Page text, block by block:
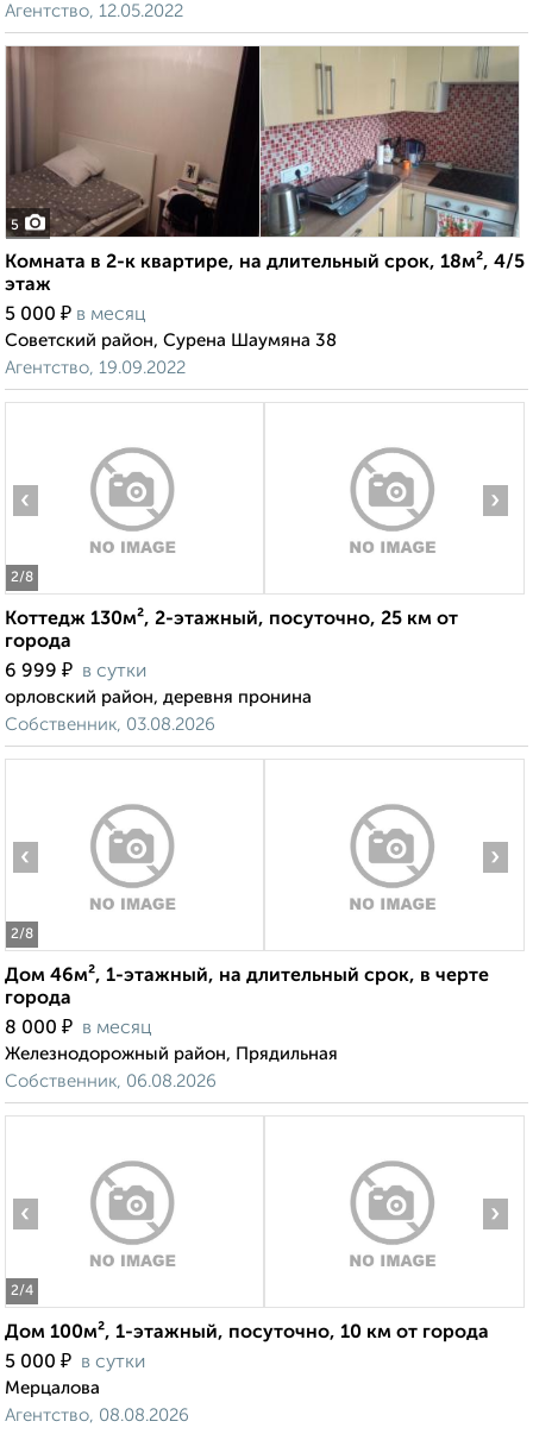
Агентство, 12.05.2022
5
Комната в 2-к квартире, на длительный срок, 18м², 4/5
этаж
5 000 ₽ в месяц
Советский район, Сурена Шаумяна 38
Агентство, 19.09.2022
2/8
‹ ›
Коттедж 130м², 2-этажный, посуточно, 25 км от
города
6 999 ₽ в сутки
орловский район, деревня пронина
Собственник, 03.08.2026
2/8
‹ ›
Дом 46м², 1-этажный, на длительный срок, в черте
города
8 000 ₽ в месяц
Железнодорожный район, Прядильная
Собственник, 06.08.2026
2/4
‹ ›
Дом 100м², 1-этажный, посуточно, 10 км от города
5 000 ₽ в сутки
Мерцалова
Агентство, 08.08.2026